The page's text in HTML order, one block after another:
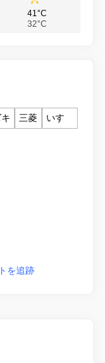
41°C
32°C
三菱
いすゞ
を追跡